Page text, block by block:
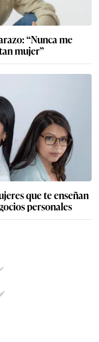
“Nunca me
mujer”
que te enseñan
personales